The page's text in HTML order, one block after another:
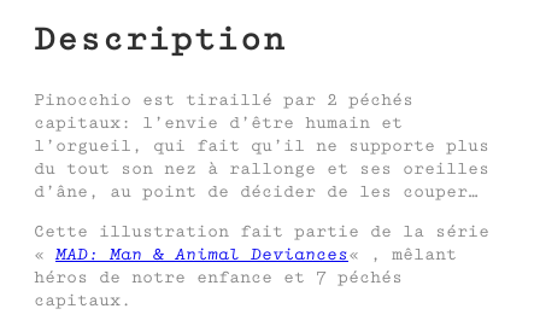
Description
Pinocchio est tiraillé par 2 péchés
capitaux: l’envie d’être humain et
l’orgueil, qui fait qu’il ne supporte plus
du tout son nez à rallonge et ses oreilles
d’âne, au point de décider de les couper…
Cette illustration fait partie de la série
«MAD: Man & Animal Deviances« , mêlant
héros de notre enfance et 7 péchés
capitaux.